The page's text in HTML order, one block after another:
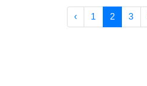
‹ 1 2 3